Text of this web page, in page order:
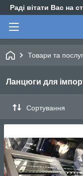
Раді вітати Вас на
Товари та
Ланцюги для
Сортування